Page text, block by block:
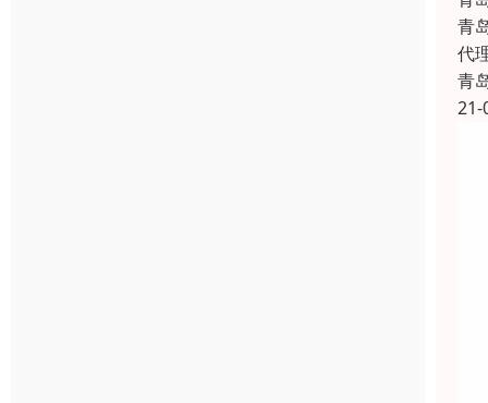
青
代
青
21-